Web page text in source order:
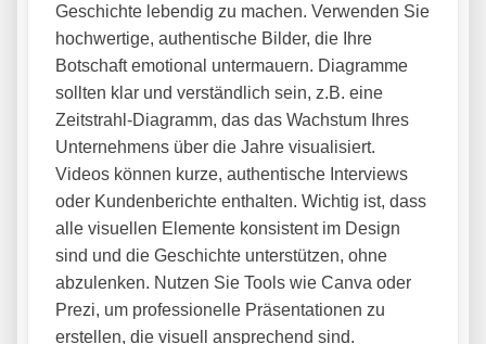
Geschichte lebendig zu machen. Verwenden Sie
hochwertige, authentische Bilder, die Ihre
Botschaft emotional untermauern. Diagramme
sollten klar und verständlich sein, z.B. eine
Zeitstrahl-Diagramm, das das Wachstum Ihres
Unternehmens über die Jahre visualisiert.
Videos können kurze, authentische Interviews
oder Kundenberichte enthalten. Wichtig ist, dass
alle visuellen Elemente konsistent im Design
sind und die Geschichte unterstützen, ohne
abzulenken. Nutzen Sie Tools wie Canva oder
Prezi, um professionelle Präsentationen zu
erstellen, die visuell ansprechend sind.